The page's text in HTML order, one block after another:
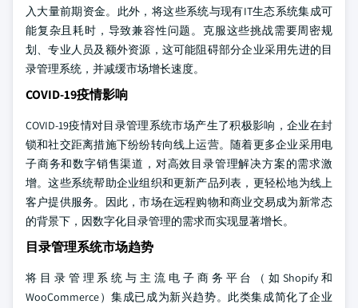
入大量前期资金。此外，将这些系统与现有IT生态系统集成可
能复杂且耗时，导致兼容性问题。克服这些挑战需要周密规
划、专业人员及额外资源，这可能阻碍部分企业采用先进的目
录管理系统，并减缓市场增长速度。
COVID-19疫情影响
COVID-19疫情对目录管理系统市场产生了积极影响，企业在封
锁和社交距离措施下纷纷转向线上运营。随着更多企业采用电
子商务和数字销售渠道，对高效目录管理解决方案的需求激
增。这些系统帮助企业组织和更新产品列表，更轻松地为线上
客户提供服务。因此，市场在远程购物和商业交易成为新常态
的背景下，因数字化目录管理的需求而实现显著增长。
目录管理系统市场趋势
将目录管理系统与主流电子商务平台（如Shopify和
WooCommerce）集成已成为新兴趋势。此类集成简化了企业